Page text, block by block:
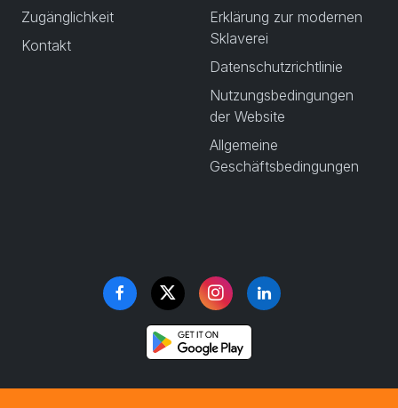
Zugänglichkeit
Kontakt
Erklärung zur modernen
Sklaverei
Datenschutzrichtlinie
Nutzungsbedingungen
der Website
Allgemeine
Geschäftsbedingungen